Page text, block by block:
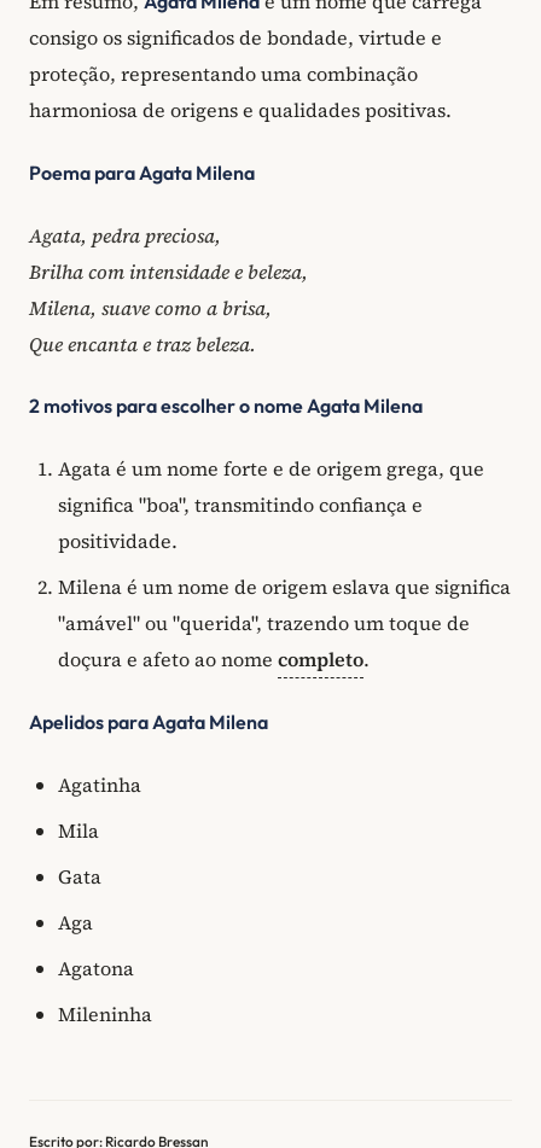
consigo os significados de bondade, virtude e
proteção, representando uma combinação
harmoniosa de origens e qualidades positivas.
Poema para Agata Milena
Agata, pedra preciosa,
Brilha com intensidade e beleza,
Milena, suave como a brisa,
Que encanta e traz beleza.
2 motivos para escolher o nome Agata Milena
Agata é um nome forte e de origem grega, que
significa "boa", transmitindo confiança e
positividade.
Milena é um nome de origem eslava que significa
"amável" ou "querida", trazendo um toque de
doçura e afeto ao nome completo.
Apelidos para Agata Milena
Agatinha
Mila
Gata
Aga
Agatona
Mileninha
Escrito por: Ricardo Bressan